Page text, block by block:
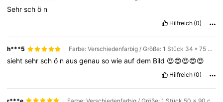
Sehrschö n
Hilfreich (0)
h***5 Farbe: Verschiedenfarbig / Größe: 1 Stück 34 * 75 cm
siehtsehrschö nausgenausowieaufdem Bild 😍😍😍😍😍
Hilfreich (0)